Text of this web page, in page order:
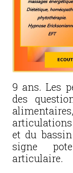
9 ans. Les
des
et du
signe
articulaire.